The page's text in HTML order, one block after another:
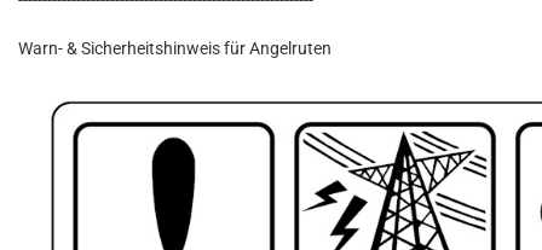
Warn- & Sicherheitshinweis für Angelruten